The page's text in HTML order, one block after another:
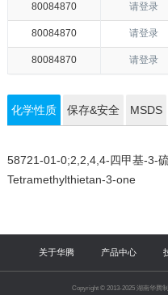
80084870 请登录
80084870 请登录
80084870 请登录
化学性质 保存&安全 MSDS
58721-01-0;2,2,4,4-四甲基-3-
Tetramethylthietan-3-one
关于华腾 产品中心
Copyright © 2013-2025 湖南华腾